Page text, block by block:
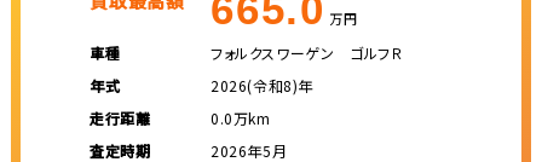
万円
車種
フォルクスワーゲン ゴルフＲ
年式
2026(令和8)年
走行距離
0.0万km
査定時期
2026年5月